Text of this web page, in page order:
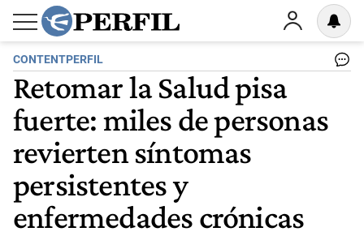
CONTENTPERFIL
Retomar la Salud pisa
fuerte: miles de personas
revierten síntomas
persistentes y
enfermedades crónicas